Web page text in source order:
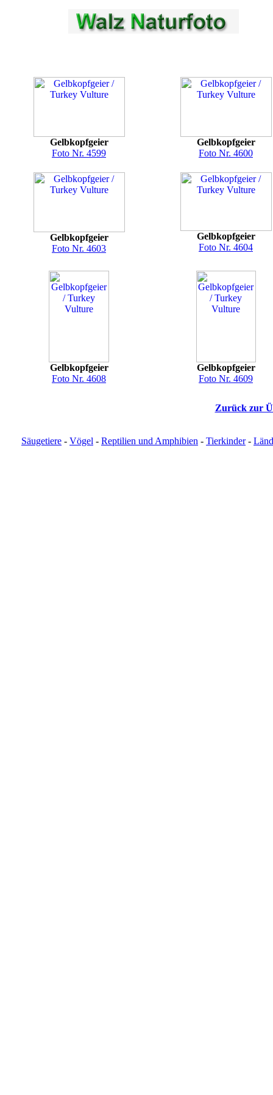
Gelbkopfgeier
Foto Nr. 4599
Gelbkopfgeier
Foto Nr. 4600
Gelbkopfgeier
Foto Nr. 4603
Gelbkopfgeier
Foto Nr. 4604
Gelbkopfgeier
Foto Nr. 4608
Gelbkopfgeier
Foto Nr. 4609
Zurück zur
Säugetiere - Vögel - Reptilien und Amphibien - Tierkinder-